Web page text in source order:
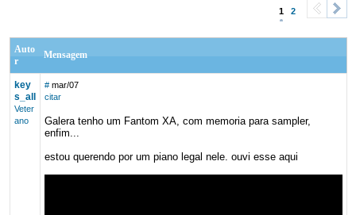
1 2
Auto
r
Mensagem
key
s_all
Veter
ano
# mar/07
citar
Galera tenho um Fantom XA, com memoria para sampler,
enfim...
estou querendo por um piano legal nele. ouvi esse aqui